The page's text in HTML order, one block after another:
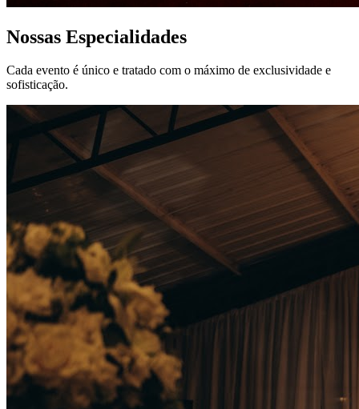
Nossas Especialidades
Cada evento é único e tratado com o máximo de exclusividade e
sofisticação.